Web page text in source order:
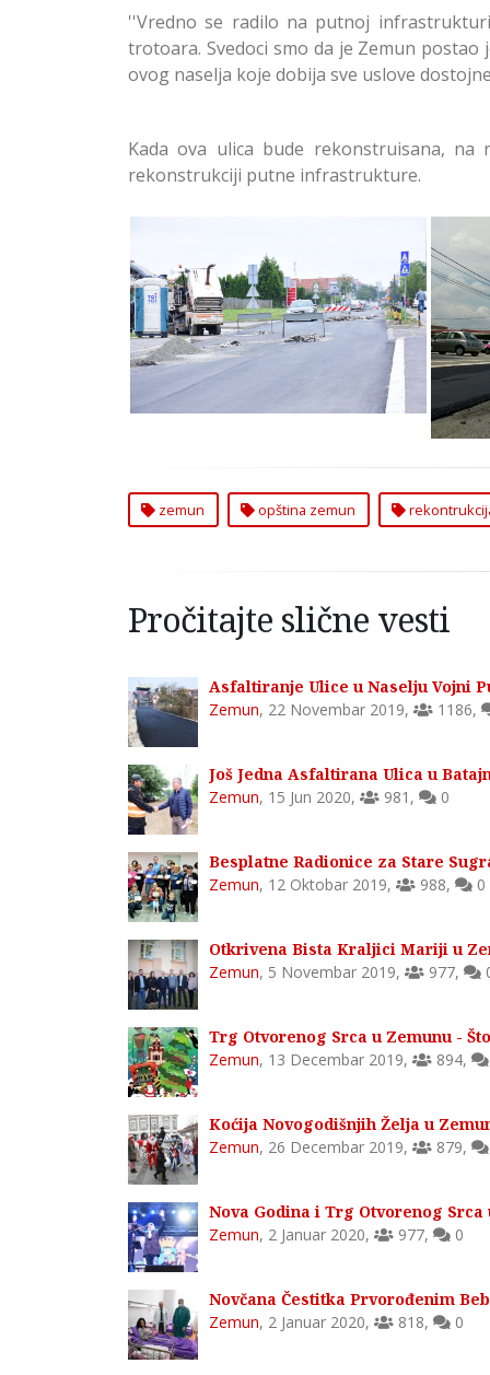
''Vredno se radilo na putnoj
trotoara. Svedoci smo da je Zemun
ovog naselja koje dobija sve uslove
Kada ova ulica bude rekonstruisana,
rekonstrukciji putne infrastrukture.
Rekonstrukcija
Dobanovačkog Puta u
Zemunu
zemun opština zemun
Pročitajte slične vesti
Asfaltiranje Ulice u Naselju Vojni
Zemun, 22 Novembar 2019, 1186,
Još Jedna Asfaltirana Ulica u
Zemun, 15 Jun 2020, 981 , 0
Besplatne Radionice za Stare
Zemun, 12 Oktobar 2019, 988, 0
Otkrivena Bista Kraljici Mariji u
Zemun, 5 Novembar 2019, 977,
Trg Otvorenog Srca u Zemunu -
Zemun, 13 Decembar 2019, 894,
Koćija Novogodišnjih Želja u
Zemun, 26 Decembar 2019, 879,
Nova Godina i Trg Otvorenog Srca
Zemun, 2 Januar 2020, 977, 0
Novčana Čestitka Prvorođenim
Zemun, 2 Januar 2020, 818, 0